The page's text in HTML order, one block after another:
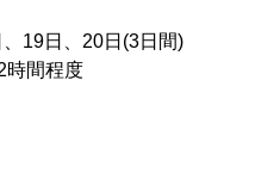
19日、20日(3日間)
間程度